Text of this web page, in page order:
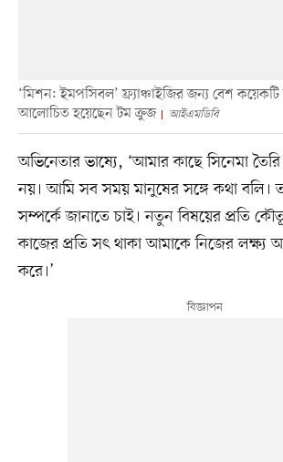
‘মিশন: ইমপসিবল’ ফ্র্যাঞ্চাইজির জন্য বেশ কয়েকটি
আলোচিত হয়েছেন টম ক্রুজ
আইএমডিবি
অভিনেতার ভাষ্যে, ‘আমার কাছে সিনেমা
নয়। আমি সব সময় মানুষের সঙ্গে কথা বলি।
সম্পর্কে জানাতে চাই। নতুন বিষয়ের প্রতি
কাজের প্রতি সৎ থাকা আমাকে নিজের লক্ষ্য
করে।’